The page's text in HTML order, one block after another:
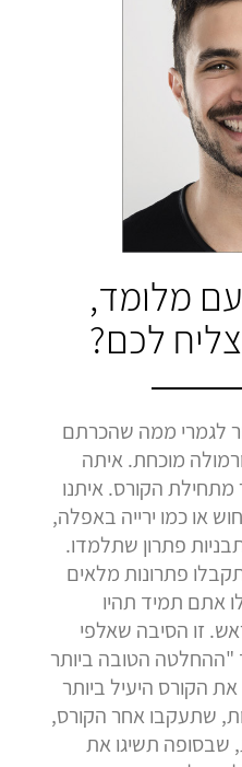
מלומד,
לכם?
לגמרי ממה שהכרתם
מוכחת. איתה
הקורס. איתנו
או כמו ירייה באפלה,
פתרון שתלמדו.
פתרונות מלאים
אתם תמיד תהיו
זו הסיבה שאלפי
"ההחלטה הטובה ביותר
הקורס היעיל ביותר
שתעקבו אחר הקורס,
שבסופה תשיגו את